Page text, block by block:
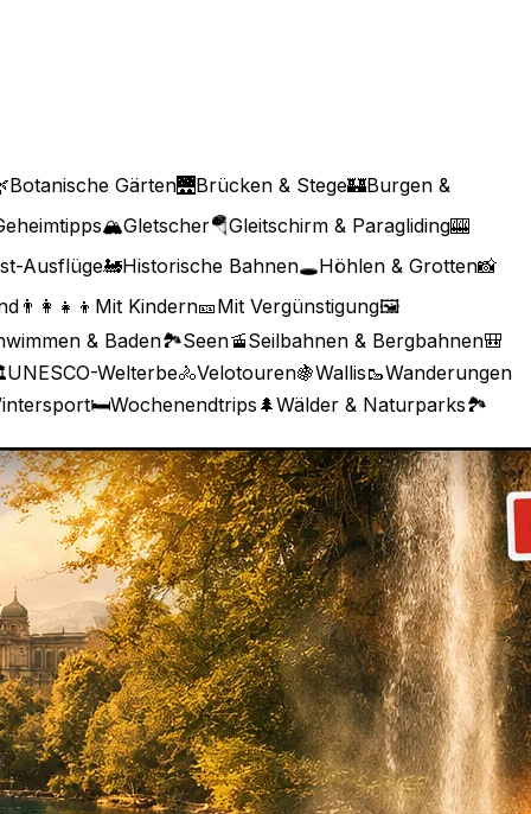
Botanische Gärten🌉Brücken & Stege🏰Burgen &
🏔️Gletscher🪂Gleitschirm & Paragliding🎰
Ausflüge🚂Historische Bahnen🕳️Höhlen & Grotten📸
👨‍👩‍👧‍👦 Mit Kindern🎫Mit Vergünstigung🖼️
& Baden🏞️Seen🚡Seilbahnen & Bergbahnen🎒
UNESCO-Welterbe🚴Velotouren🍇Wallis🥾Wanderungen
🛏️Wochenendtrips 🌲Wälder & Naturparks🏞️